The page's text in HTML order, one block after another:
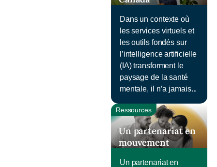
Dans un contexte où
les services virtuels et
les outils fondés sur
l’intelligence artificielle
(IA) transforment le
paysage de la santé
mentale, il n’a jamais...
Un partenariat en
mouvement
Ressources
Un partenariat en